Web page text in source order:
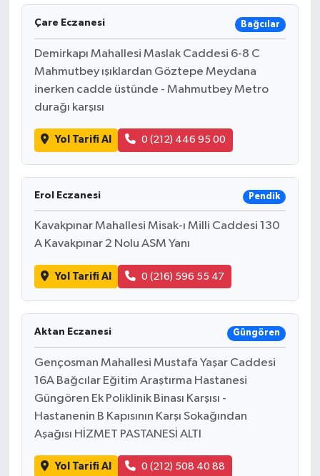
Çare Eczanesi Bağcılar
Demirkapı Mahallesi Maslak Caddesi 6-8 C
Mahmutbey ışıklardan Göztepe Meydana
inerken cadde üstünde - Mahmutbey Metro
durağı karşısı
Yol Tarifi Al 0 (212) 446 95 00
Erol Eczanesi Pendik
Kavakpınar Mahallesi Misak-ı Milli Caddesi 130
A Kavakpınar 2 Nolu ASM Yanı
Yol Tarifi Al 0 (216) 596 55 47
Aktan Eczanesi Güngören
Gençosman Mahallesi Mustafa Yaşar Caddesi
16A Bağcılar Eğitim Araştırma Hastanesi
Güngören Ek Poliklinik Binası Karşısı -
Hastanenin B Kapısının Karşı Sokağından
Aşağısı HİZMET PASTANESİ ALTI
Yol Tarifi Al 0 (212) 508 40 88